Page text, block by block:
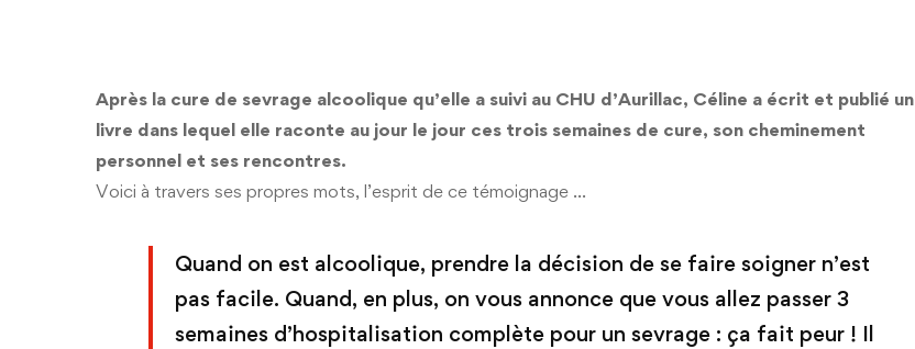
Après la cure de sevrage alcoolique qu’elle a suivi au CHU d’Aurillac, Céline a écrit et publié un
livre dans lequel elle raconte au jour le jour ces trois semaines de cure, son cheminement
personnel et ses rencontres.
Voici à travers ses propres mots, l’esprit de ce témoignage …
Quand on est alcoolique, prendre la décision de se faire soigner n’est
pas facile. Quand, en plus, on vous annonce que vous allez passer 3
semaines d’hospitalisation complète pour un sevrage : ça fait peur ! Il